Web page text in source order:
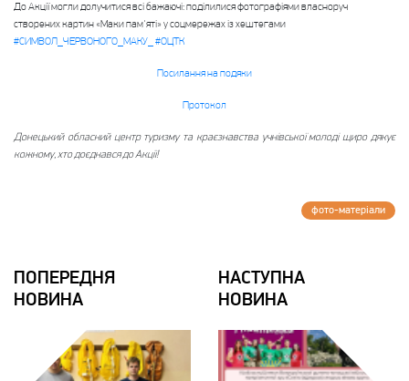
До Акції могли долучитися всі бажаючі: поділилися фотографіями власноруч
створених картин «Маки пам'яті» у соцмережах із хештегами
#СИМВОЛ_ЧЕРВОНОГО_МАКУ_
#ОЦТК
Посилання на подяки
Протокол
Донецький обласний центр туризму та краєзнавства учнівської молоді щиро дякує
кожному, хто доєднався до Акції!
фото-матерiали
ПОПЕРЕДНЯ
НОВИНА
НАСТУПНА
НОВИНА